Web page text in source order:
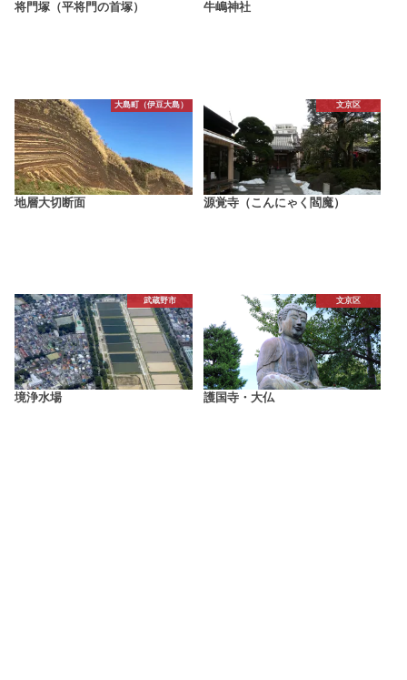
将門塚（平将門の首塚） 牛嶋神社
大島町（伊豆大島）
地層大切断面
文京区
源覚寺（こんにゃく閻魔）
武蔵野市
境浄水場
文京区
護国寺・大仏